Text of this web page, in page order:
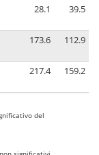
28.1 39.5
173.6 112.9
217.4 159.2
del